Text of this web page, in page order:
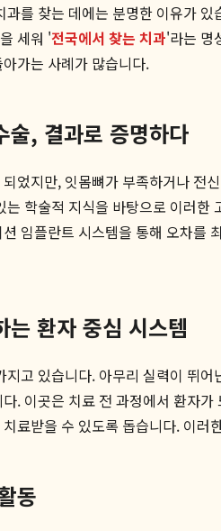
를 찾는 데에는 분명한 이유가
세워 '전국에서 찾는 치과'라는 명
가는 사례가 많습니다.
술, 결과로 증명하다
었지만, 잇몸뼈가 부족하거나 전
학술적 지식을 바탕으로 이러
임플란트 시스템을 통해 오차를
는 환자 중심 시스템
고 있습니다. 아무리 실력이 뛰
. 이곳은 치료 전 과정에서 환자
료받을 수 있도록 돕습니다. 이러
동